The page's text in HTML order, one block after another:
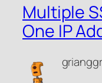
Multiple
One IP